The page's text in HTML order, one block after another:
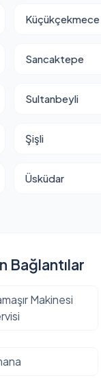
Küçükçekmece
Sancaktepe
Sultanbeyli
Şişli
Üsküdar
Bağlantılar
Makinesi